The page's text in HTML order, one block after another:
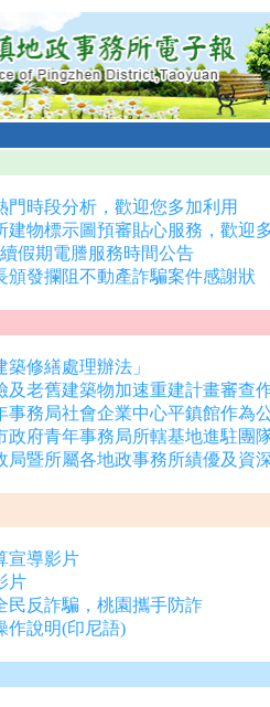
門時段分析，歡迎您多加利用
建物標示圖預審貼心服務，歡迎
假期電謄服務時間公告
頒發攔阻不動產詐騙案件感謝狀
修繕處理辦法」
及老舊建築物加速重建計畫審查
事務局社會企業中心平鎮館作為
政府青年事務局所轄基地進駐團
局暨所屬各地政事務所績優及資
宣導影片
片
民反詐騙，桃園攜手防詐
作說明(印尼語)